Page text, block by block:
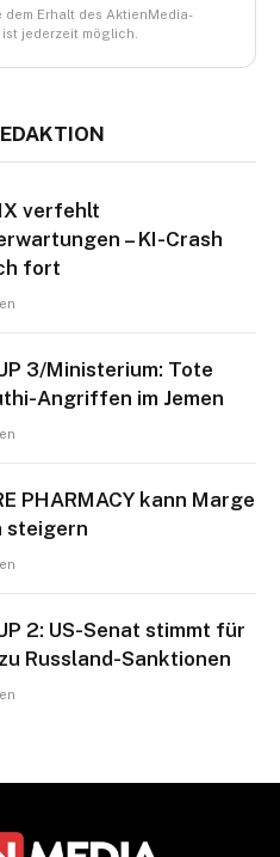
dem Erhalt des AktienMedia-
jederzeit möglich.
verfehlt
– KI-Crash
fort
3/Ministerium: Tote
Angriffen im Jemen
PHARMACY kann Marge
steigern
2: US-Senat stimmt für
Russland-Sanktionen